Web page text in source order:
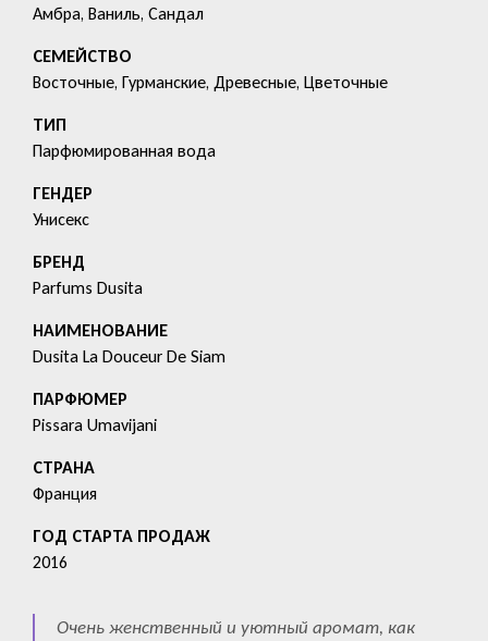
Амбра, Ваниль, Сандал
СЕМЕЙСТВО
Восточные, Гурманские, Древесные, Цветочные
ТИП
Парфюмированная вода
ГЕНДЕР
Унисекс
БРЕНД
Parfums Dusita
HАИМЕНОВАНИЕ
Dusita La Douceur De Siam
ПАРФЮМЕР
Pissara Umavijani
СТРАНА
Франция
ГОД СТАРТА ПРОДАЖ
2016
Очень женственный и уютный аромат, как